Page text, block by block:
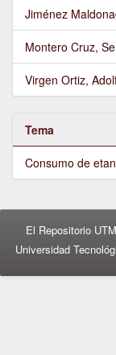
Jiménez
Montero Cruz,
Virgen Ortiz,
Tema
Consumo de
El Repositorio
Universidad